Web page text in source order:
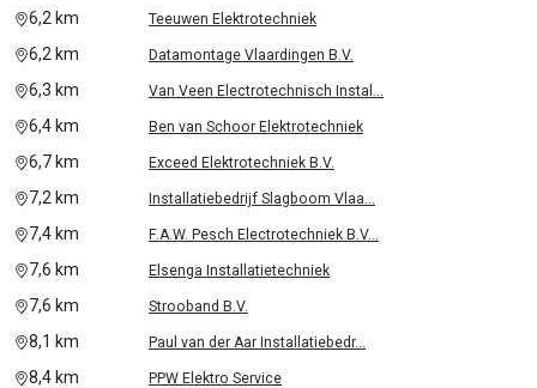
6,2 km Teeuwen Elektrotechniek
6,2 km Datamontage Vlaardingen B.V.
6,3 km Van Veen Electrotechnisch Instal...
6,4 km Ben van Schoor Elektrotechniek
6,7 km Exceed Elektrotechniek B.V.
7,2 km Installatiebedrijf Slagboom Vlaa...
7,4 km F.A.W. Pesch Electrotechniek B.V...
7,6 km Elsenga Installatietechniek
7,6 km Strooband B.V.
8,1 km Paul van der Aar Installatiebedr...
8,4 km PPW Elektro Service